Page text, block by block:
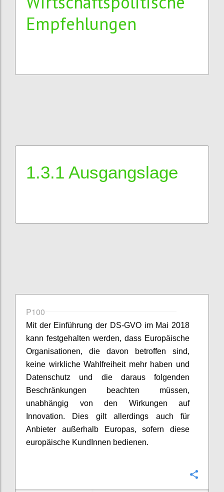
Empfehlungen
1.3.1 Ausgangslage
P100
Mit der Einführung der DS-GVO im Mai 2018
kann festgehalten werden, dass Europäische
Organisationen, die davon betroffen sind,
keine wirkliche Wahlfreiheit mehr haben und
Datenschutz und die daraus folgenden
Beschränkungen beachten müssen,
unabhängig von den Wirkungen auf
Innovation. Dies gilt allerdings auch für
Anbieter außerhalb Europas, sofern diese
europäische KundInnen bedienen.